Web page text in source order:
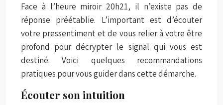
Face à l’heure miroir 20h21, il n’existe pas de
réponse préétablie. L’important est d’écouter
votre pressentiment et de vous relier à votre être
profond pour décrypter le signal qui vous est
destiné. Voici quelques recommandations
pratiques pour vous guider dans cette démarche.
Écouter son intuition